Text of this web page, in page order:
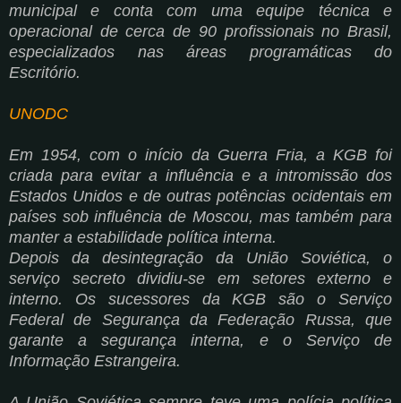
municipal e conta com uma equipe técnica e
operacional de cerca de 90 profissionais no Brasil,
especializados nas áreas programáticas do
Escritório.
UNODC
Em 1954, com o início da Guerra Fria, a KGB foi
criada para evitar a influência e a intromissão dos
Estados Unidos e de outras potências ocidentais em
países sob influência de Moscou, mas também para
manter a estabilidade política interna.
Depois da desintegração da União Soviética, o
serviço secreto dividiu-se em setores externo e
interno. Os sucessores da KGB são o Serviço
Federal de Segurança da Federação Russa, que
garante a segurança interna, e o Serviço de
Informação Estrangeira.